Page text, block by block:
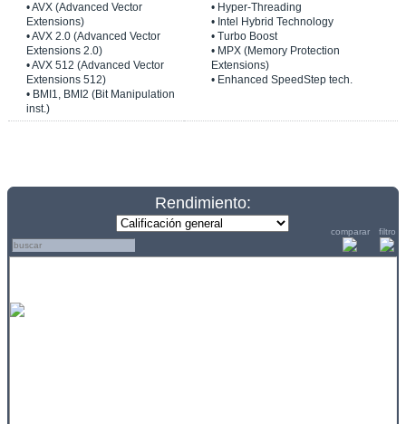
• AVX (Advanced Vector
Extensions)
• AVX 2.0 (Advanced Vector
Extensions 2.0)
• AVX 512 (Advanced Vector
Extensions 512)
• BMI1, BMI2 (Bit Manipulation
inst.)
• Hyper-Threading
• Intel Hybrid Technology
• Turbo Boost
• MPX (Memory Protection
Extensions)
• Enhanced SpeedStep tech.
Rendimiento:
comparar filtro